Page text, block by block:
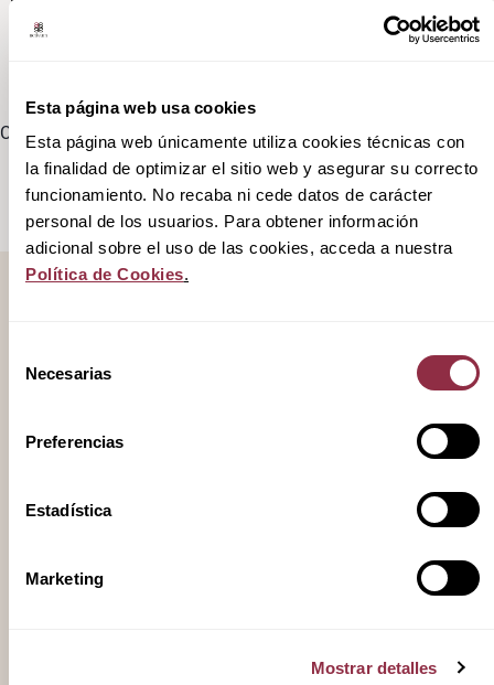
Esta página web usa cookies
Esta página web únicamente utiliza cookies técnicas con
la finalidad de optimizar el sitio web y asegurar su correcto
funcionamiento. No recaba ni cede datos de carácter
personal de los usuarios. Para obtener información
adicional sobre el uso de las cookies, acceda a nuestra
Política de Cookies.
Necesarias
Preferencias
Estadística
Marketing
Mostrar detalles
Contacta con nosotros
noticias
El mercado inmobiliario está lleno de oportunidades,
pero no todas están a la vista. En Activum, te
nuestra ciudad y nuestros hogares.
ofrecerte.